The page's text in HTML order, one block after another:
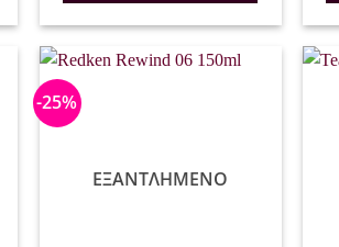
-25%
ΕΞΑΝΤΛΗΜΈΝΟ